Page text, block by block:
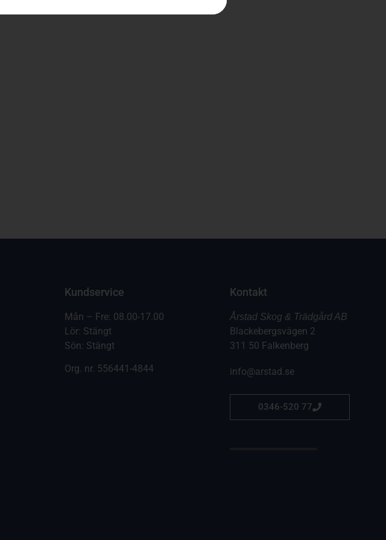
Kundservice
Mån – Fre: 08.00-17.00
Lör: Stängt
Sön: Stängt
Org. nr. 556441-4844
Kontakt
Årstad Skog & Trädgård AB
Blackebergsvägen 2
311 50 Falkenberg
info@arstad.se
0346-520 77